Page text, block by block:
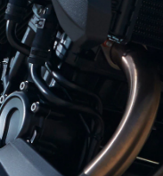
Une pompe
à ce niveau
via des
de la boîte de
dans le carter
s'écoulant de la
l'espace libre